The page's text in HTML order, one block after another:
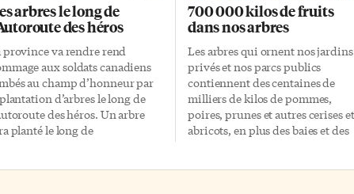
arbres le long de
des héros
province va rendre rend
aux soldats canadiens
au champ d’honneur par
d’arbres le long de
des héros. Un arbre
planté le long de
700 000 kilos de fruits
dans nos arbres
Les arbres qui ornent nos jardins
privés et nos parcs publics
contiennent des centaines de
milliers de kilos de pommes,
poires, prunes et autres cerises et
abricots, en plus des baies et des